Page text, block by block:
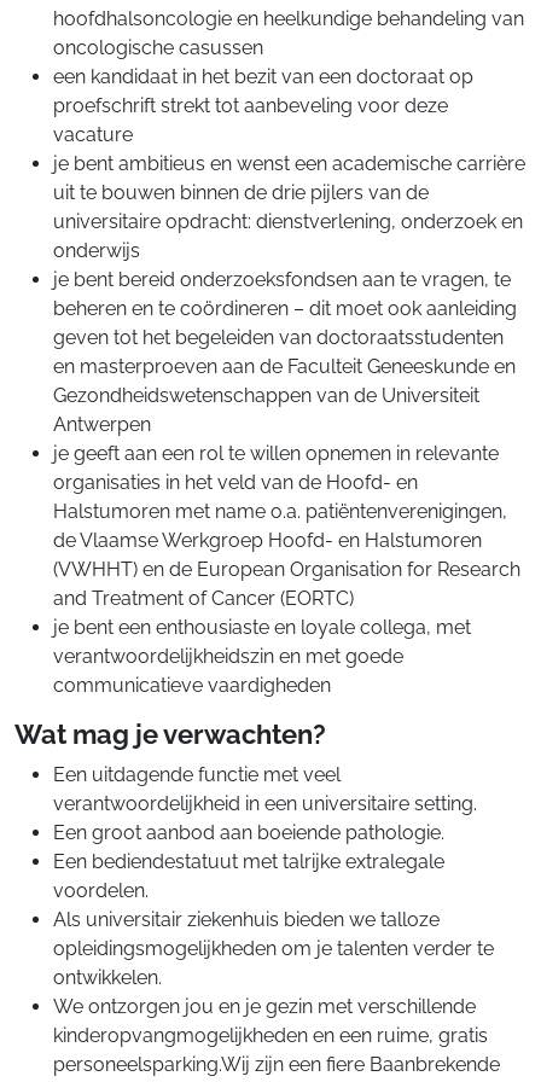
hoofdhalsoncologie en heelkundige behandeling van
oncologische casussen
een kandidaat in het bezit van een doctoraat op
proefschrift strekt tot aanbeveling voor deze
vacature
je bent ambitieus en wenst een academische carrière
uit te bouwen binnen de drie pijlers van de
universitaire opdracht: dienstverlening, onderzoek en
onderwijs
je bent bereid onderzoeksfondsen aan te vragen, te
beheren en te coördineren – dit moet ook aanleiding
geven tot het begeleiden van doctoraatsstudenten
en masterproeven aan de Faculteit Geneeskunde en
Gezondheidswetenschappen van de Universiteit
Antwerpen
je geeft aan een rol te willen opnemen in relevante
organisaties in het veld van de Hoofd- en
Halstumoren met name o.a. patiëntenverenigingen,
de Vlaamse Werkgroep Hoofd- en Halstumoren
(VWHHT) en de European Organisation for Research
and Treatment of Cancer (EORTC)
je bent een enthousiaste en loyale collega, met
verantwoordelijkheidszin en met goede
communicatieve vaardigheden
Wat mag je verwachten?
Een uitdagende functie met veel
verantwoordelijkheid in een universitaire setting.
Een groot aanbod aan boeiende pathologie.
Een bediendestatuut met talrijke extralegale
voordelen.
Als universitair ziekenhuis bieden we talloze
opleidingsmogelijkheden om je talenten verder te
ontwikkelen.
We ontzorgen jou en je gezin met verschillende
kinderopvangmogelijkheden en een ruime, gratis
personeelsparking.Wij zijn een fiere Baanbrekende